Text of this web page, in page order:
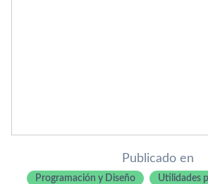
Publicado en
Programación y Diseño Utilidades